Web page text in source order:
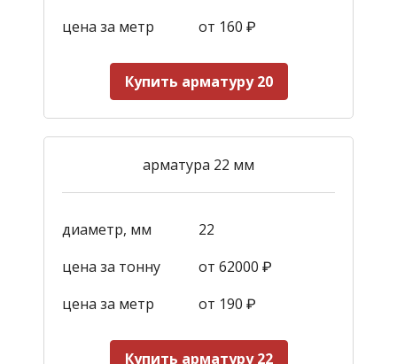
цена за метр
от 160 ₽
Купить арматуру 20
арматура 22 мм
диаметр, мм
22
цена за тонну
от 62000 ₽
цена за метр
от 190 ₽
Купить арматуру 22